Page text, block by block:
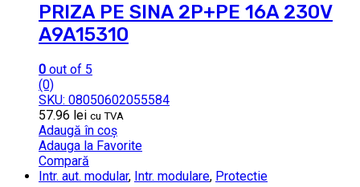
PRIZA PE SINA 2P+PE 16A 230V
A9A15310
0 out of 5
(0)
SKU: 08050602055584
57.96 lei cu TVA
Adaugă în coș
Adauga la Favorite
Compară
Intr. aut. modular, Intr. modulare, Protectie